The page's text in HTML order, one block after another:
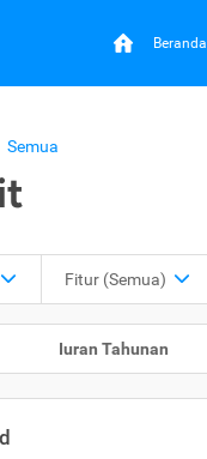
Beranda
Semua
Fitur (Semua)
Iuran Tahunan